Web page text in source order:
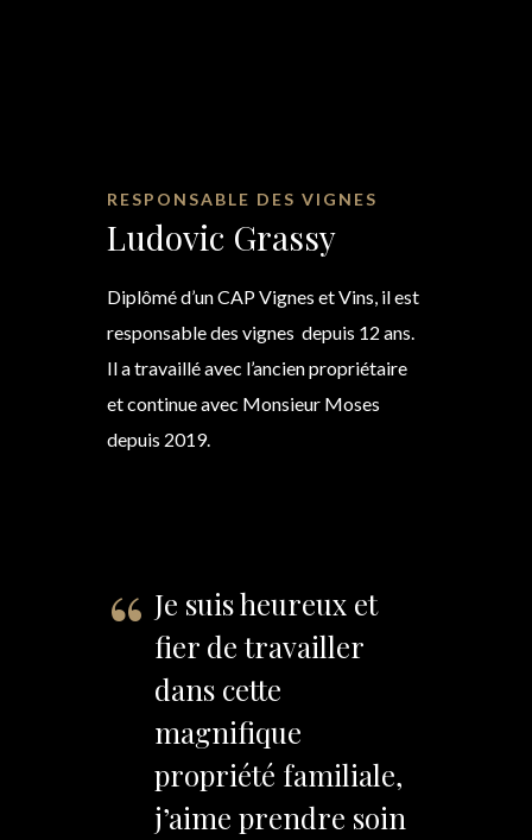
RESPONSABLE DES VIGNES
Ludovic Grassy
Diplômé d’un CAP Vignes et Vins, il est
responsable des vignes depuis 12 ans.
Il a travaillé avec l’ancien propriétaire
et continue avec Monsieur Moses
depuis 2019.
Je suis heureux et
fier de travailler
dans cette
magnifique
propriété familiale,
j’aime prendre soin